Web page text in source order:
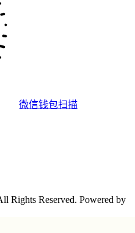
微信钱包扫描
Rights Reserved. Powered by